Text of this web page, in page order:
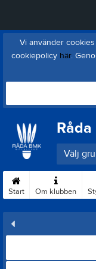
Vi använder
cookiepolicy här.
Råda
Välj
Start Om klubben